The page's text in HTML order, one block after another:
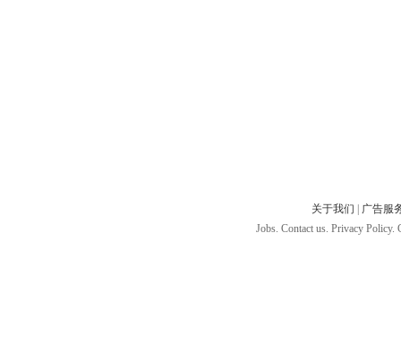
关于我们
广告服
Jobs. Contact us. Privacy